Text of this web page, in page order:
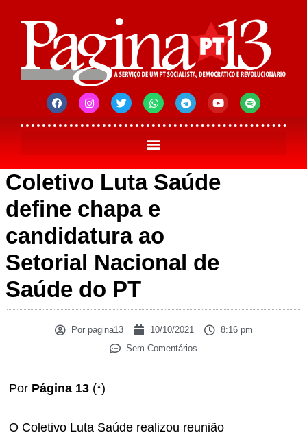
Coletivo Luta Saúde
define chapa e
candidatura ao
Setorial Nacional de
Saúde do PT
Porpagina13 10/10/2021
8:16 pm
Sem Comentários
Por Página 13 (*)
O Coletivo Luta Saúde realizou reunião